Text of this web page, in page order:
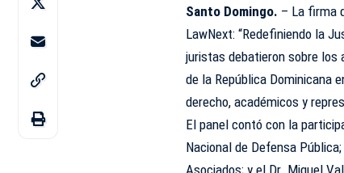
Santo Domingo. – La firma
LawNext: “Redefiniendo la
juristas debatieron sobre
de la República Dominicana
derecho, académicos y
El panel contó con la
Nacional de Defensa
Asociados; y el Dr. Miguel